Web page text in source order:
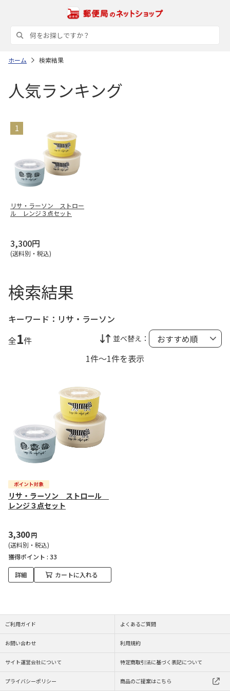
ホーム 検索結果
人気ランキング
リサ・ラーソン ストロー
ル レンジ３点セット
3,300円
(送料別・税込)
検索結果
キーワード： リサ・ラーソン
全1件 並べ替え：
1件～1件を表示
リサ・ラーソン ストロール
レンジ３点セット
3,300円
(送料別・税込)
獲得ポイント : 33
詳細 カートに入れる
ご利用ガイド よくあるご質問
お問い合わせ 利用規約
サイト運営会社について 特定商取引法に基づく表記について
プライバシーポリシー 商品のご提案はこちら